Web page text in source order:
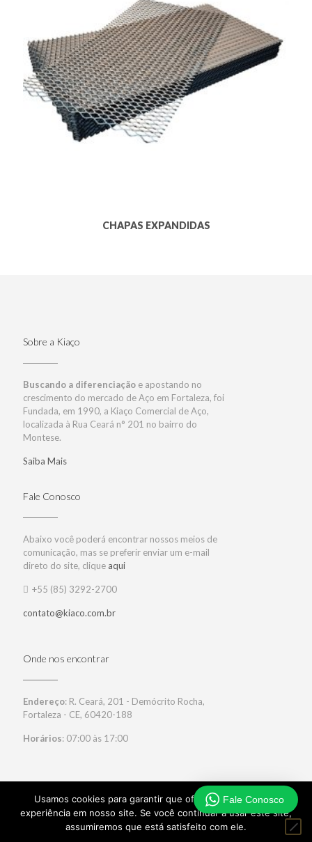
CHAPAS EXPANDIDAS
Sobre a Kiaço
Buscando a diferenciação e apostando no
crescimento do mercado de Aço em Fortaleza, foi
Fundada, em 1990, a Kiaço Comercial de Aço,
localizada à Rua Ceará n° 201 no bairro do
Montese.
Saiba Mais
Fale Conosco
Abaixo você poderá encontrar nossos meios de
comunicação, mas se preferir enviar um e-mail
direto do site, clique aqui
+55 (85) 3292-2700
contato@kiaco.com.br
Onde nos encontrar
Endereço: R. Ceará, 201 - Demócrito Rocha,
Fortaleza - CE, 60420-188
Horários: 07:00 às 17:00
© 2017 Kiaço. Todos DIreitos Reservados. Desenvolvido por:
360 Zeal
Usamos cookies para garantir que oferecemos a melhor
experiência em nosso site. Se você continuar a usar este site,
assumiremos que está satisfeito com ele.
Fale Conosco